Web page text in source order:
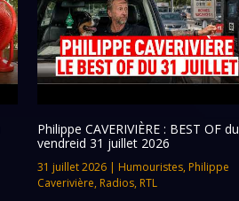
Philippe CAVERIVIÈRE : BEST OF du
vendreid 31 juillet 2026
31 juillet 2026| Humouristes, Philippe
Caverivière, Radios, RTL